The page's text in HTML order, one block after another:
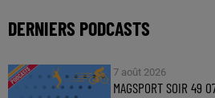
DERNIERS PODCASTS
7 août 2026
MAGSPORT SOIR 49